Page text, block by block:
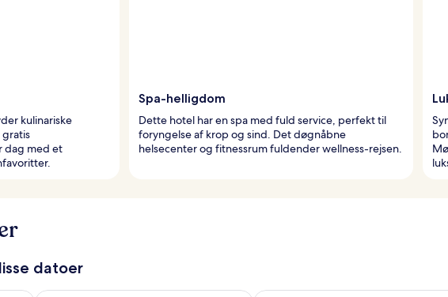
kulinariske
dag med et
Spa-helligdom
Dette hotel har en spa med fuld service, perfekt til
foryngelse af krop og sind. Det døgnåbne
helsecenter og fitnessrum fuldender wellness-rejsen.
datoer